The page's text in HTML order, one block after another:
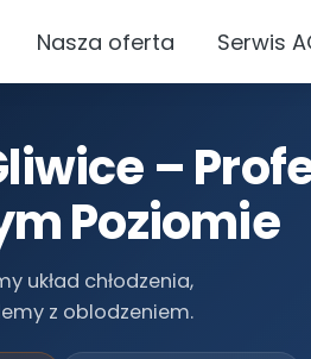
Nasza oferta Serwis
–
Poziomie
układ chłodzenia,
z oblodzeniem.